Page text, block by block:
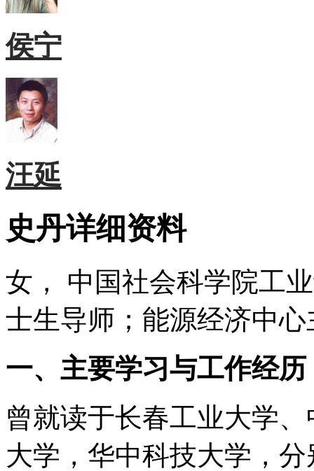
侯宁
汪延
史丹详细资料
女， 中国社会科学院工
士生导师；能源经济中
一、主要学习与工作经历
曾就读于长春工业大学
大学，华中科技大学，